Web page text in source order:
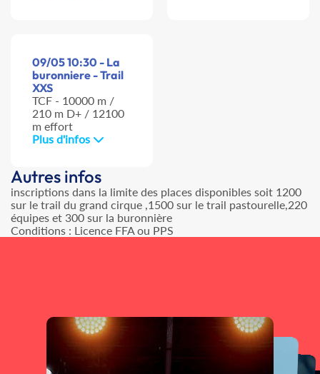
09/05 10:30 - La
buronniere - Trail
XXS
TCF - 10000 m /
210 m D+ / 12100
m effort
Plus d'infos
Autres infos
inscriptions dans la limite des places disponibles soit 1200
sur le trail du grand cirque ,1500 sur le trail pastourelle,220
équipes et 300 sur la buronnière
Conditions : Licence FFA ou PPS